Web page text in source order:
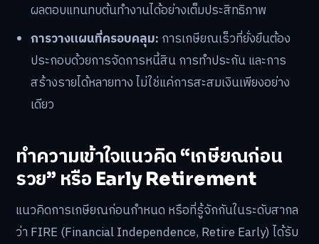
ผลตอบแทนทบต้นทำงานได้อย่างเต็มประสิทธิภาพ
การวางแผนที่ครอบคลุม: การเกษียณเร็วที่ยั่งยืนต้อง
ประกอบด้วยการจัดการหนี้สิน การทำประกัน และการ
สร้างรายได้หลายทาง ไม่ใช่แค่การสะสมเงินเพียงอย่าง
เดียว
ทำความเข้าใจแนวคิด “เกษียณก่อน
รวย” หรือ Early Retirement
แนวคิดการเกษียณก่อนกำหนด หรือที่รู้จักกันในระดับสากล
ว่า FIRE (Financial Independence, Retire Early) ได้รับ